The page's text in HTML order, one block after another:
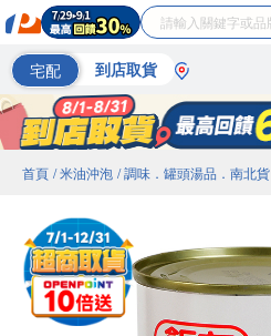
宅配 到店取貨
首頁 / 米油沖泡 / 調味．罐頭湯品．南北貨